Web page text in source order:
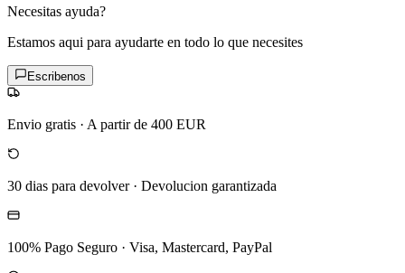
Necesitas ayuda?
Estamos aqui para ayudarte en todo lo que necesites
Escribenos
Envio gratis · A partir de 400 EUR
30 dias para devolver· Devolucion garantizada
100% Pago Seguro · Visa, Mastercard, PayPal